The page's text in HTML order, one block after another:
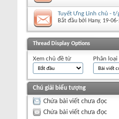
Tuyết Ưng Lĩnh chủ - t/
Bắt đầu bởi Hany‎, 19-
+Viết chủ đề mới
Thread Display Options
Xem chủ đề từ Phân
Chú giải biểu tượng
Chứa bài viết chưa đọc
Chứa bài viết chưa đọc